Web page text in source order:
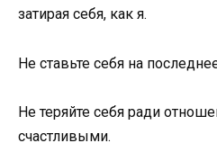
затирая себя, как я.
Не ставьте себя на
Не теряйте себя ради
счастливыми.